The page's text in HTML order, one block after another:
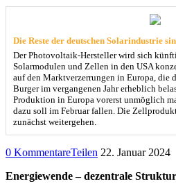
Die Reste der deutschen Solarindustrie
Der Photovoltaik-Hersteller wird sich
Solarmodulen und Zellen in den USA
auf den Marktverzerrungen in Europa, die
Burger im vergangenen Jahr erheblich
Produktion in Europa vorerst unmöglich
dazu soll im Februar fallen. Die
zunächst weitergehen.
0 KommentareTeilen 22. Januar 2024
Energiewende – dezentrale